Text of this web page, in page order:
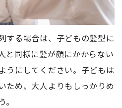
する場合は、子どもの髪型に
と同様に髪が顔にかからない
うにしてください。子どもは
ため、大人よりもしっかりめ